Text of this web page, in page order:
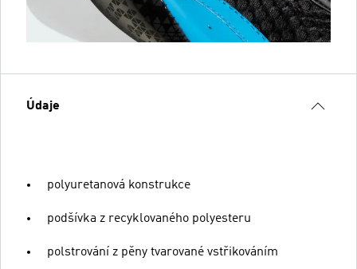
Údaje
polyuretanová konstrukce
podšívka z recyklovaného polyesteru
polstrování z pěny tvarované vstřikováním